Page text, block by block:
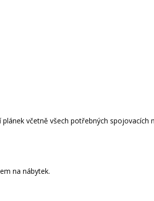
včetně všech potřebných spojovacích
na nábytek.